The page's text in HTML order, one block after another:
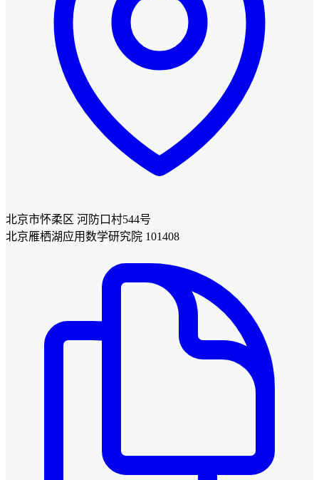
北京市怀柔区 河防口村544号
北京雁栖湖应用数学研究院 101408